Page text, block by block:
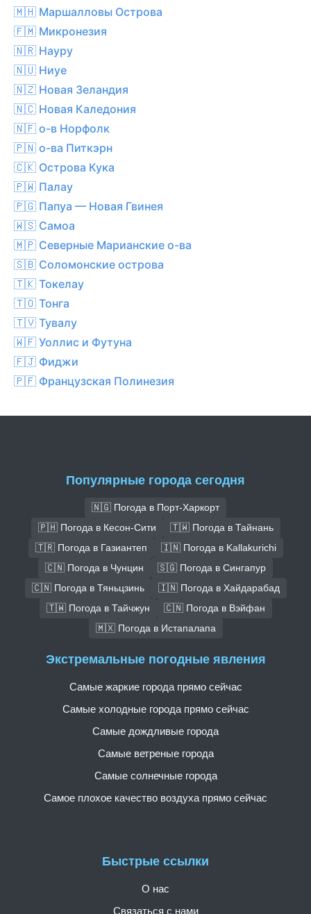
🇲🇭 Маршалловы Острова
🇫🇲 Микронезия
🇳🇷 Науру
🇳🇺 Ниуе
🇳🇿 Новая Зеландия
🇳🇨 Новая Каледония
🇳🇫 о-в Норфолк
🇵🇳 о-ва Питкэрн
🇨🇰 Острова Кука
🇵🇼 Палау
🇵🇬 Папуа — Новая Гвинея
🇼🇸 Самоа
🇲🇵 Северные Марианские о-ва
🇸🇧 Соломонские острова
🇹🇰 Токелау
🇹🇴 Тонга
🇹🇻 Тувалу
🇼🇫 Уоллис и Футуна
🇫🇯 Фиджи
🇵🇫 Французская Полинезия
Популярные города сегодня
🇳🇬 Погода в Порт-Харкорт
🇵🇭 Погода в Кесон-Сити
🇹🇼 Погода в Тайнань
🇹🇷 Погода в Газиантеп
🇮🇳 Погода в Kallakurichi
🇨🇳 Погода в Чунцин
🇸🇬 Погода в Сингапур
🇨🇳 Погода в Тяньцзинь
🇮🇳 Погода в Хайдарабад
🇹🇼 Погода в Тайчжун
🇨🇳 Погода в Вэйфан
🇲🇽 Погода в Истапалапа
Быстрые ссылки
О нас
Связаться с нами
Экстремальные погодные явления
Самые жаркие города прямо сейчас
Самые холодные города прямо сейчас
Самые дождливые города
Самые ветреные города
Самые солнечные города
Самое плохое качество воздуха прямо сейчас